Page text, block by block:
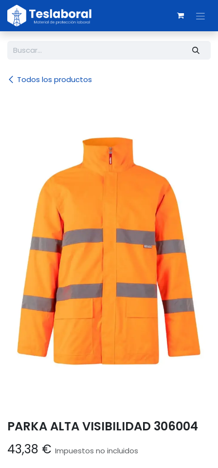
Ir al contenido
Todos los productos
PARKA ALTA VISIBILIDAD 306004
43,38 € Impuestos no incluidos